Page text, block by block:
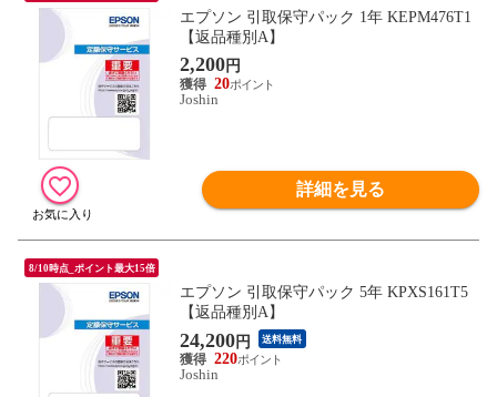
エプソン 引取保守パック 1年 KEPM476T1
【返品種別A】
2,200円
20
Joshin
詳細を見る
8/10時点_ポイント最大15倍
エプソン 引取保守パック 5年 KPXS161T5
【返品種別A】
24,200円 送料無料
220
Joshin